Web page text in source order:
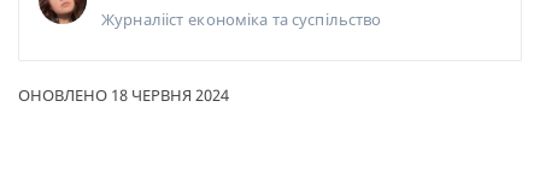
Журналііст економіка та суспільство
ОНОВЛЕНО 18 ЧЕРВНЯ 2024